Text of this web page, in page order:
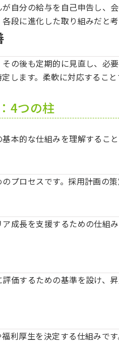
自分の給与を自己申告し、
段に進化した取り組みだと考
の後も定期的に見直し、必
します。柔軟に対応するこ
4つの柱
本的な仕組みを理解するこ
プロセスです。採用計画の
成長を支援するための仕組
価するための基準を設け、
利厚生を決定する仕組みで